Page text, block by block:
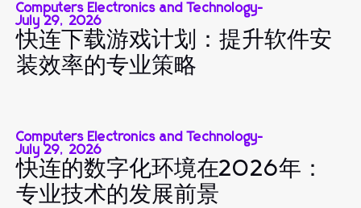
Computers Electronics and Technology-
July 29, 2026
快连下载游戏计划：提升软件安
装效率的专业策略
Computers Electronics and Technology-
July 29, 2026
快连的数字化环境在2026年：
专业技术的发展前景